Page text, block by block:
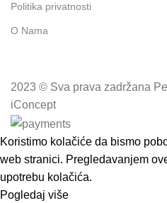
Politika privatnosti
O Nama
2023 © Sva prava zadržana
iConcept
Koristimo kolačiće da bismo
web stranici. Pregledavanjem
upotrebu kolačića.
Pogledaj više